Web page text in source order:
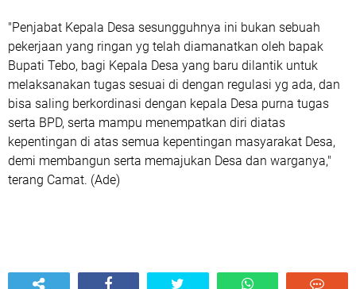
"Penjabat Kepala Desa sesungguhnya ini bukan sebuah
pekerjaan yang ringan yg telah diamanatkan oleh bapak
Bupati Tebo, bagi Kepala Desa yang baru dilantik untuk
melaksanakan tugas sesuai di dengan regulasi yg ada, dan
bisa saling berkordinasi dengan kepala Desa purna tugas
serta BPD, serta mampu menempatkan diri diatas
kepentingan di atas semua kepentingan masyarakat Desa,
demi membangun serta memajukan Desa dan warganya,"
terang Camat. (Ade)